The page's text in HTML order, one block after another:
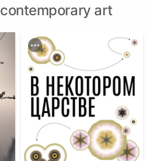
contemporary art